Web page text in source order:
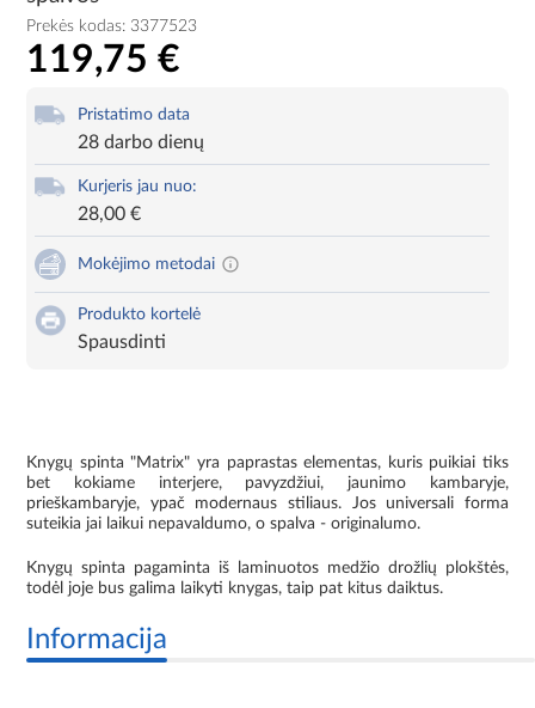
Prekės kodas: 3377523
119,75 €
Pristatimo data
28 darbo dienų
Kurjeris jau nuo:
28,00 €
Mokėjimo metodai
Produkto kortelė
Spausdinti
Knygų spinta "Matrix" yra paprastas elementas, kuris puikiai tiks
bet kokiame interjere, pavyzdžiui, jaunimo kambaryje,
prieškambaryje, ypač modernaus stiliaus. Jos universali forma
suteikia jai laikui nepavaldumo, o spalva - originalumo.
Knygų spinta pagaminta iš laminuotos medžio drožlių plokštės,
todėl joje bus galima laikyti knygas, taip pat kitus daiktus.
Informacija